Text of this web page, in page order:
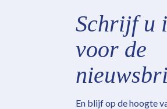
Schrijf u
voor de
En blijf op de hoogte